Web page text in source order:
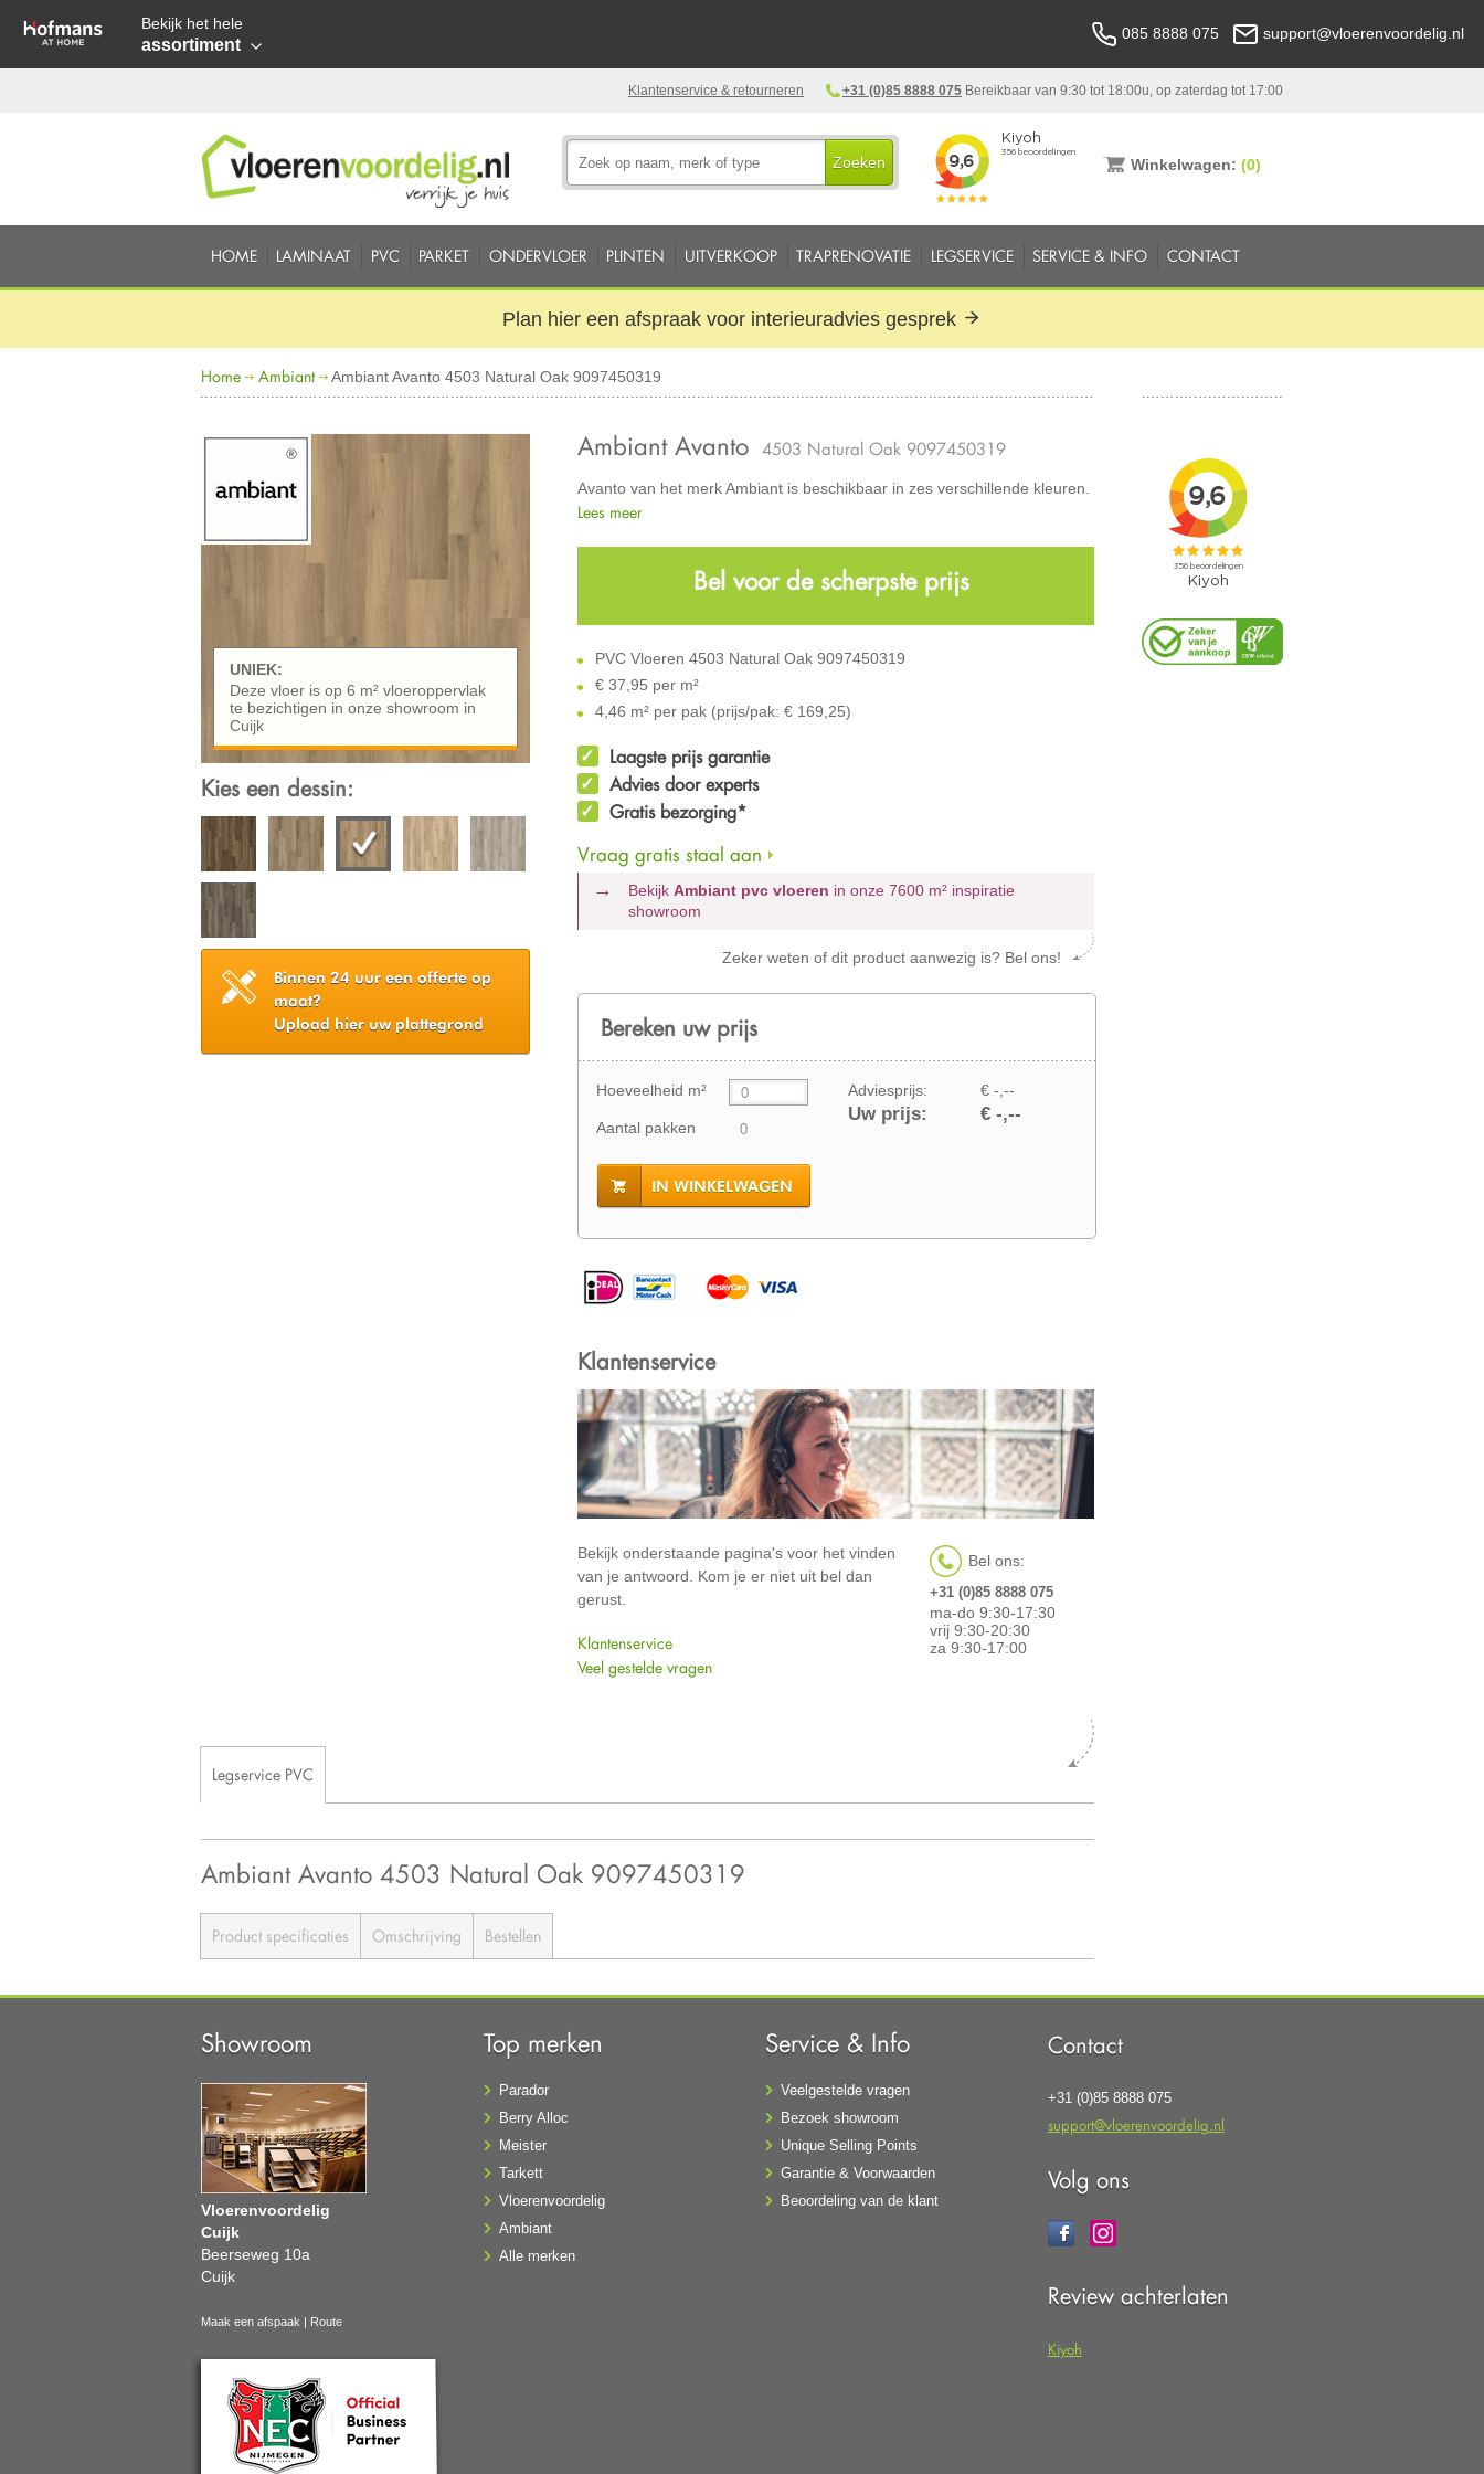
Bekijk het hele
assortiment
085 8888 075 support@vloerenvoordelig.nl
+31 (0)85 8888 075 Bereikbaar van 9:30 tot 18:00u, op zaterdag tot 17:00
Klantenservice & retourneren
Zoeken Winkelwagen: (0)
HOME LAMINAAT PVC PARKET ONDERVLOER PLINTEN UITVERKOOP TRAPRENOVATIE LEGSERVICE SERVICE & INFO CONTACT
Plan hier een afspraak voor interieuradvies gesprek
Home Ambiant Ambiant Avanto 4503 Natural Oak 9097450319
UNIEK:
Deze vloer is op 6 m² vloeroppervlak
te bezichtigen in onze showroom in
Cuijk
Kies een dessin:
Binnen 24 uur een offerte op
maat?
Upload hier uw plattegrond
Ambiant Avanto 4503 Natural Oak 9097450319
Avanto van het merk Ambiant is beschikbaar in zes verschillende kleuren.
Lees meer
Bel voor de scherpste prijs
PVC Vloeren 4503 Natural Oak 9097450319
€ 37,95 per m²
4,46 m² per pak (prijs/pak: € 169,25)
Laagste prijs garantie
Advies door experts
Gratis bezorging*
Vraag gratis staal aan
BekijkAmbiant pvc vloeren in onze 7600 m² inspiratie
showroom
Zeker weten of dit product aanwezig is? Bel ons!
Bereken uw prijs
Hoeveelheid m²
Aantal pakken
Adviesprijs: € -,--
Uw prijs: € -,--
IN WINKELWAGEN
Klantenservice
Bekijk onderstaande pagina's voor het vinden
van je antwoord. Kom je er niet uit bel dan
gerust.
Klantenservice
Veel gestelde vragen
Bel ons:
+31 (0)85 8888 075
ma-do 9:30-17:30
vrij 9:30-20:30
za 9:30-17:00
Legservice PVC
Ambiant Avanto 4503 Natural Oak 9097450319
Product specificaties Omschrijving Bestellen
Showroom
Vloerenvoordelig
Cuijk
Beerseweg 10a
Cuijk
Maak een afspaak | Route
Top merken
Parador
Berry Alloc
Meister
Tarkett
Vloerenvoordelig
Ambiant
Alle merken
Service & Info
Veelgestelde vragen
Bezoek showroom
Unique Selling Points
Garantie & Voorwaarden
Beoordeling van de klant
Contact
+31 (0)85 8888 075
support@vloerenvoordelig.nl
Volg ons
Review achterlaten
Kiyoh